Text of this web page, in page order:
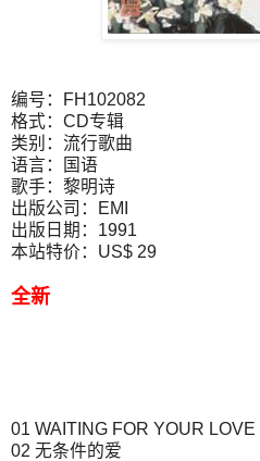
编号：FH102082
格式：CD专辑
类别：流行歌曲
语言：国语
歌手：黎明诗
出版公司：EMI
出版日期：1991
本站特价：US$ 29
全新
01 WAITING FOR YOUR LOVE
02 无条件的爱